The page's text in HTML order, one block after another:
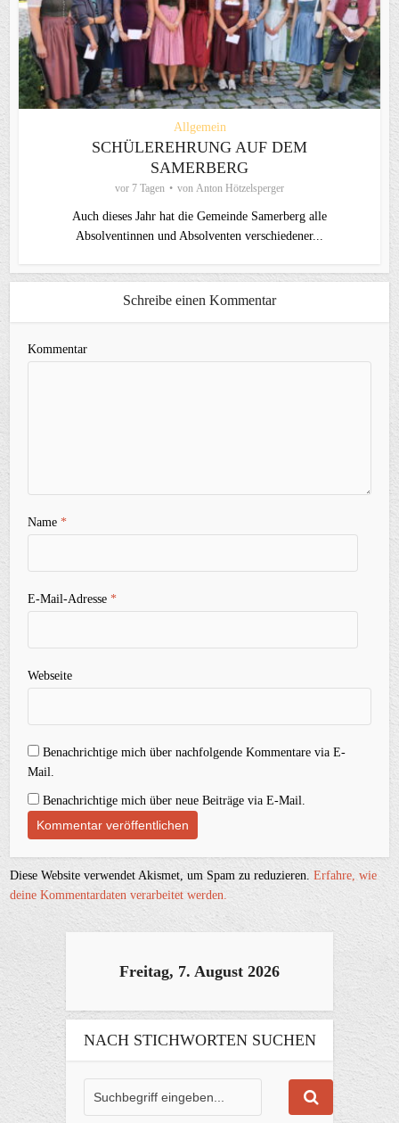
Allgemein
SCHÜLEREHRUNG AUF DEM
SAMERBERG
vor 7 Tagen von Anton Hötzelsperger
Auch dieses Jahr hat die Gemeinde Samerberg alle
Absolventinnen und Absolventen verschiedener...
Schreibe einen Kommentar
Kommentar
Name*
E-Mail-Adresse*
Webseite
Benachrichtige mich über nachfolgende Kommentare via E-
Mail.
Benachrichtige mich über neue Beiträge via E-Mail.
Diese Website verwendet Akismet, um Spam zu reduzieren.Erfahre, wie
deine Kommentardaten verarbeitet werden.
Freitag, 7. August 2026
NACH STICHWORTEN SUCHEN